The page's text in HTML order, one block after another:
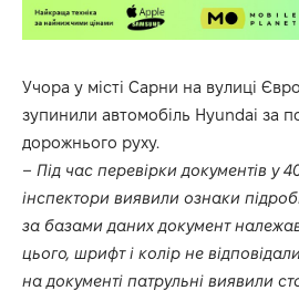
Учора у місті Сарни на вулиці
зупинили автомобіль Hyundai за
дорожнього руху.
– Під час перевірки документів у
інспектори виявили ознаки
за базами даних документ
цього, шрифт і колір не
на документі патрульні виявили